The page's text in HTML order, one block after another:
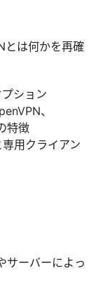
とは何かを再確
ション
、
特徴
用クライアン
サーバーによっ